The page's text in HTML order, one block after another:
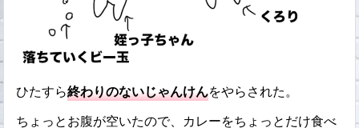
ひたすら終わりのないじゃんけんをやらされた。
ちょっとお腹が空いたので、カレーをちょっとだけ食べ